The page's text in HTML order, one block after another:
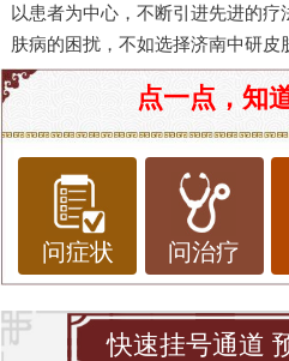
以患者为中心，不断引进先进的
肤病的困扰，不如选择济南中研皮
点一点，知
问症状 问治疗
快速挂号通道